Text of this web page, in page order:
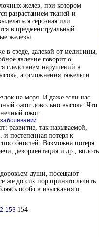
желез, при котором
разрастанием тканей и
серозная или
в предменструальный
железы.
в среде, далекой от медицины,
явление говорит о
следствием нарушений в
а осложнения тяжелы и
на моря. И даже если нас
ожог довольно высока. Что
ожог.
развитие, так называемой,
и постепенная потеря к
Возможна потеря
дезориентация и др., вплоть
души, посещают
же до сих пор принято лечить
особо в изыскания о
153 154